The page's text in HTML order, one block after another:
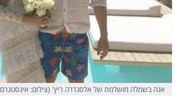
אנה בשמלה מושלמת של אלסנדרה ריץ' (צילום: אינסטגרם matmazzafera)